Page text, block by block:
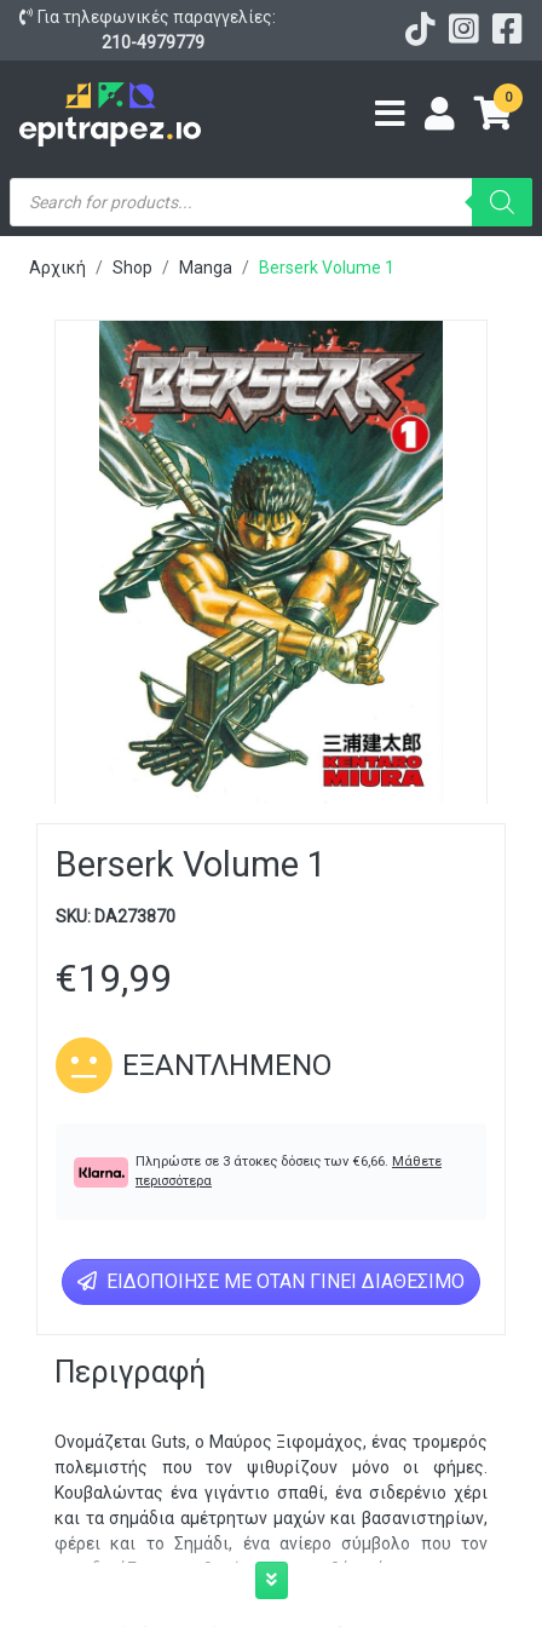
Για τηλεφωνικές παραγγελίες:
210-4979779
0
Products
search
Αρχική Shop Manga Berserk Volume 1
Berserk Volume 1
SKU: DA273870
€19,99
ΕΞΑΝΤΛΗΜΈΝΟ
Πληρώστε σε 3 άτοκες δόσεις των €6,66. Μάθετε
περισσότερα
ΕΙΔΟΠΟΊΗΣΕ ΜΕ ΌΤΑΝ ΓΊΝΕΙ ΔΙΑΘΈΣΙΜΟ
Περιγραφή
Ονομάζεται Guts, ο Μαύρος Ξιφομάχος, ένας τρομερός
πολεμιστής που τον ψιθυρίζουν μόνο οι φήμες.
Κουβαλώντας ένα γιγάντιο σπαθί, ένα σιδερένιο χέρι
και τα σημάδια αμέτρητων μαχών και βασανιστηρίων,
φέρει και το Σημάδι, ένα ανίερο σύμβολο που τον
καταδικάζει ως θυσία και τραβά πάνω του τις
δυνάμεις του σκότους. Όμως ο Guts δεν αποδέχεται τη